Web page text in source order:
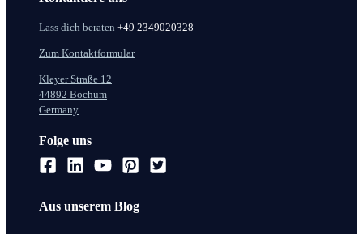
Lass dich beraten +49 2349020328
Zum Kontaktformular
Kleyer Straße 12
44892 Bochum
Germany
Folge uns
Aus unserem Blog